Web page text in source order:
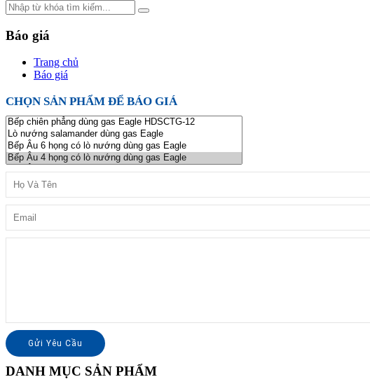
Báo giá
Trang chủ
Báo giá
CHỌN SẢN PHẨM ĐỂ BÁO GIÁ
DANH MỤC SẢN PHẨM